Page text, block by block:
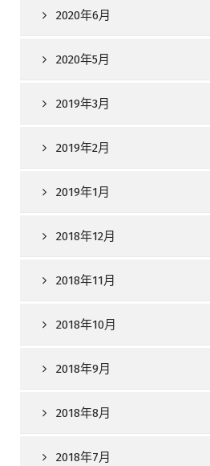
2020年6月
2020年5月
2019年3月
2019年2月
2019年1月
2018年12月
2018年11月
2018年10月
2018年9月
2018年8月
2018年7月